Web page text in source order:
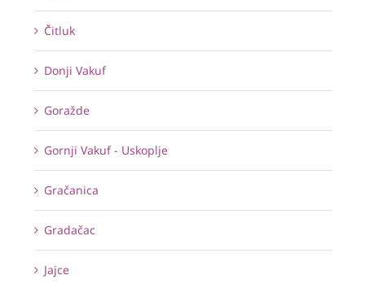
Čitluk
Donji Vakuf
Goražde
Gornji Vakuf - Uskoplje
Gračanica
Gradačac
Jajce